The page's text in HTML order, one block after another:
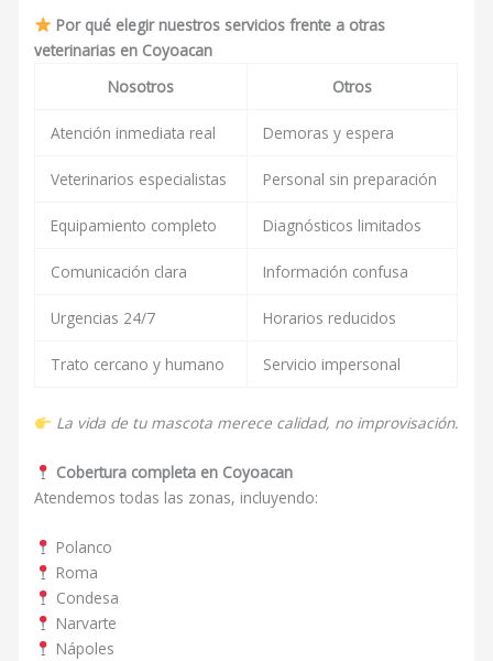
Por qué elegir nuestros servicios frente a otras
veterinarias en Coyoacan
Nosotros
Otros
Atención inmediata real Demoras y espera
Veterinarios especialistas Personal sin preparación
Equipamiento completo Diagnósticos limitados
Comunicación clara Información confusa
Urgencias 24/7 Horarios reducidos
Trato cercano y humano Servicio impersonal
La vida de tu mascota merece calidad, no improvisación.
Cobertura completa en Coyoacan
Atendemos todas las zonas, incluyendo:
Polanco
Roma
Condesa
Narvarte
Nápoles